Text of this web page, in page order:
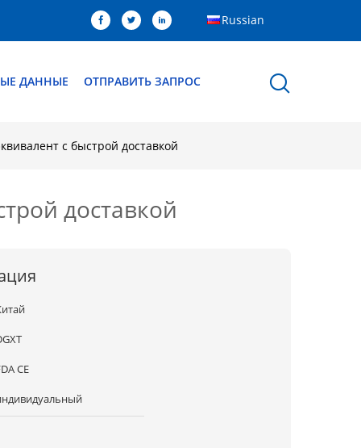
Russian
ДАННЫЕ ОТПРАВИТЬ ЗАПРОС
с быстрой доставкой
доставкой
CE